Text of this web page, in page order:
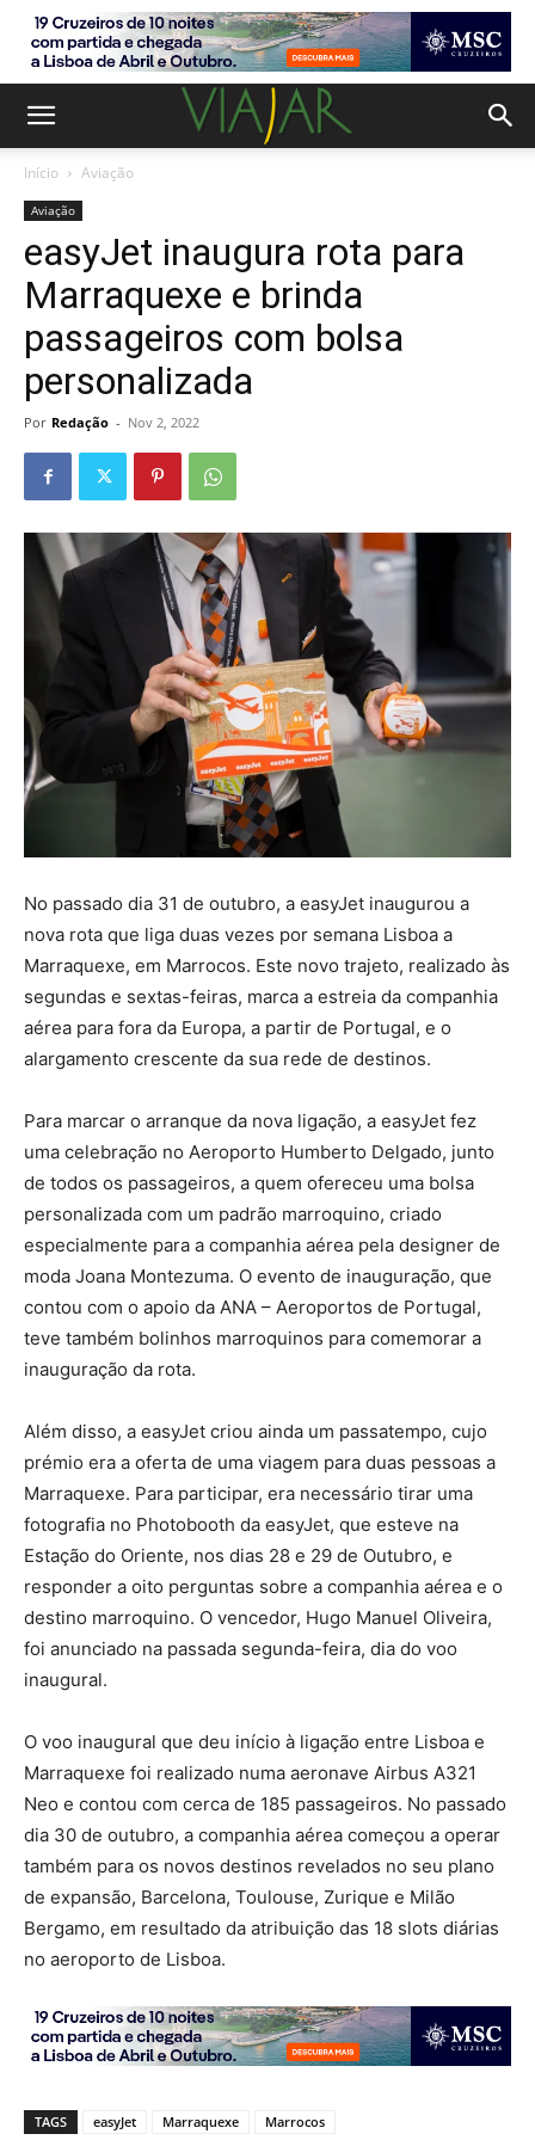
Início Aviação
Aviação
easyJet inaugura rota para
Marraquexe e brinda
passageiros com bolsa
personalizada
Por Redação - Nov 2, 2022
No passado dia 31 de outubro, a easyJet inaugurou a
nova rota que liga duas vezes por semana Lisboa a
Marraquexe, em Marrocos. Este novo trajeto, realizado às
segundas e sextas-feiras, marca a estreia da companhia
aérea para fora da Europa, a partir de Portugal, e o
alargamento crescente da sua rede de destinos.
Para marcar o arranque da nova ligação, a easyJet fez
uma celebração no Aeroporto Humberto Delgado, junto
de todos os passageiros, a quem ofereceu uma bolsa
personalizada com um padrão marroquino, criado
especialmente para a companhia aérea pela designer de
moda Joana Montezuma. O evento de inauguração, que
contou com o apoio da ANA – Aeroportos de Portugal,
teve também bolinhos marroquinos para comemorar a
inauguração da rota.
Além disso, a easyJet criou ainda um passatempo, cujo
prémio era a oferta de uma viagem para duas pessoas a
Marraquexe. Para participar, era necessário tirar uma
fotografia no Photobooth da easyJet, que esteve na
Estação do Oriente, nos dias 28 e 29 de Outubro, e
responder a oito perguntas sobre a companhia aérea e o
destino marroquino. O vencedor, Hugo Manuel Oliveira,
foi anunciado na passada segunda-feira, dia do voo
inaugural.
O voo inaugural que deu início à ligação entre Lisboa e
Marraquexe foi realizado numa aeronave Airbus A321
Neo e contou com cerca de 185 passageiros. No passado
dia 30 de outubro, a companhia aérea começou a operar
também para os novos destinos revelados no seu plano
de expansão, Barcelona, Toulouse, Zurique e Milão
Bergamo, em resultado da atribuição das 18 slots diárias
no aeroporto de Lisboa.
TAGS easyJet Marraquexe Marrocos